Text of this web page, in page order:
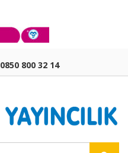
0850 800 32 14